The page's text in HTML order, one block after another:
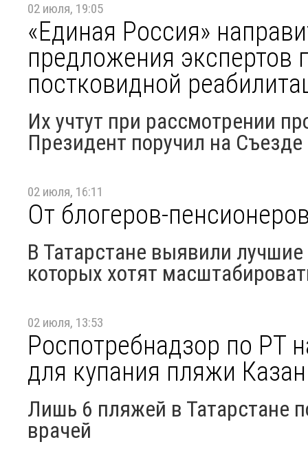
02 июля, 19:05
«Единая Россия»
предложения
постковидной
Их учтут при рассмотрении
Президент поручил на Съезде
02 июля, 16:11
От блогеров-
В Татарстане выявили
которых хотят
02 июля, 13:53
Роспотребнадзор по РТ
для купания пляжи
Лишь 6 пляжей в Татарстане
врачей